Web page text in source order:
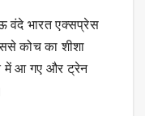
वंदे भारत एक्सप्रेस
कोच का शीशा
में आ गए और ट्रेन